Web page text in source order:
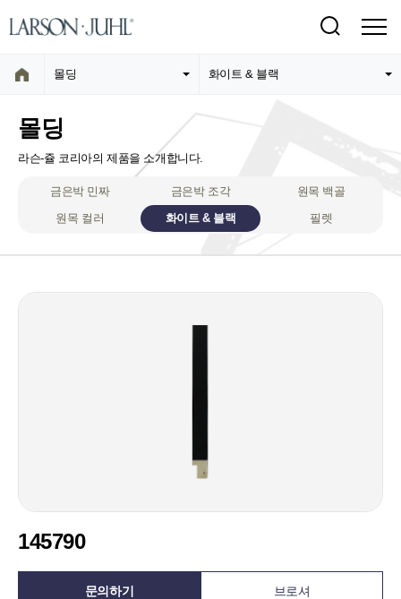
몰딩 화이트 & 블랙
몰딩
라슨-쥴 코리아의 제품을 소개합니다.
금은박 민짜 금은박 조각
원목 백골
원목 컬러
화이트 & 블랙 필렛
145790
문의하기 브로셔